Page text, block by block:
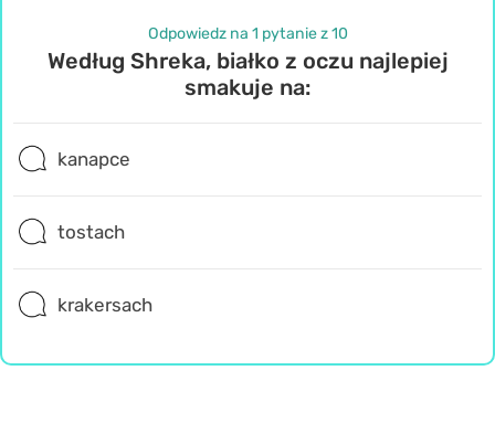
Odpowiedz na 1 pytanie z 10
Według Shreka, białko z oczu najlepiej
smakuje na:
kanapce
tostach
krakersach